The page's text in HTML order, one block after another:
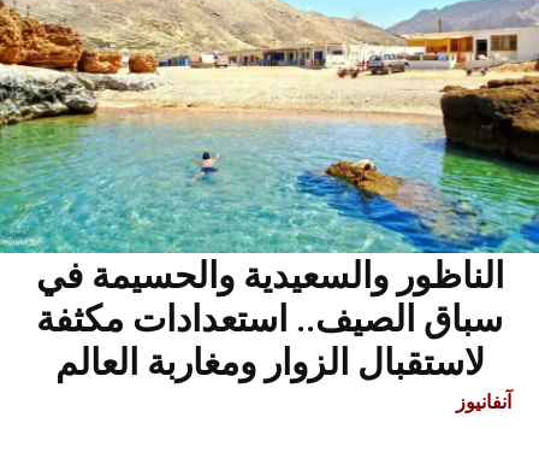
الناظور والسعيدية والحسيمة في
سباق الصيف.. استعدادات مكثفة
لاستقبال الزوار ومغاربة العالم
آنفانيوز